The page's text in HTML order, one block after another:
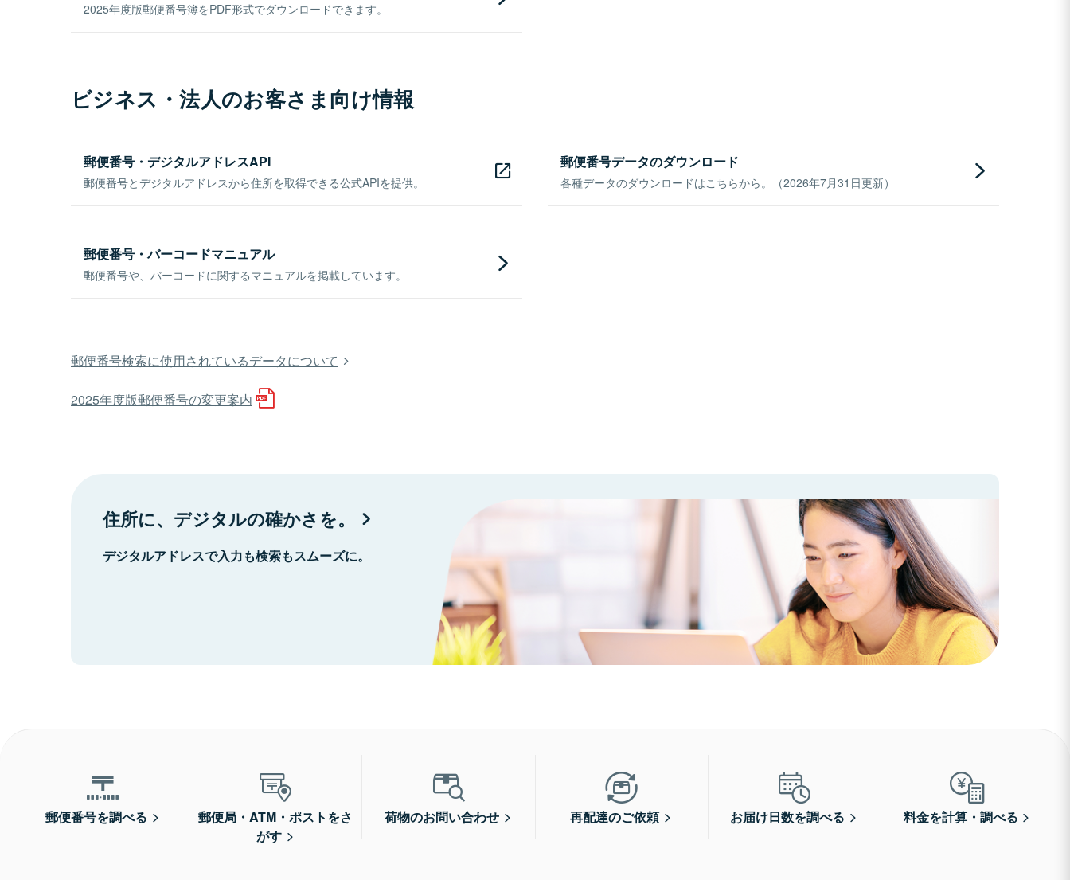
2025年度版郵便番号簿をPDF形式でダウンロードできます。
ビジネス・法人のお客さま向け情報
郵便番号・デジタルアドレスAPI
郵便番号とデジタルアドレスから住所を取得できる公式APIを提供。
郵便番号データのダウンロード
各種データのダウンロードはこちらから。（2026年7月31日更新）
郵便番号・バーコードマニュアル
郵便番号や、バーコードに関するマニュアルを掲載しています。
郵便番号検索に使用されているデータについて
2025年度版郵便番号の変更案内
住所に、デジタルの確かさを。
デジタルアドレスで入力も検索もスムーズに。
郵便番号を調べる
郵便局・ATM・ポストをさ
がす
荷物のお問い合わせ 再配達のご依頼 お届け日数を調べる 料金を計算・調べる